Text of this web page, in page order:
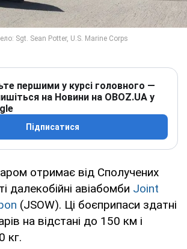
першими у курсі головного —
на Новини на OBOZ.UA у
Підписатися
отримає від Сполучених
далекобійні авіабомби Joint
(JSOW). Ці боєприпаси здатні
на відстані до 150 км і
кг.